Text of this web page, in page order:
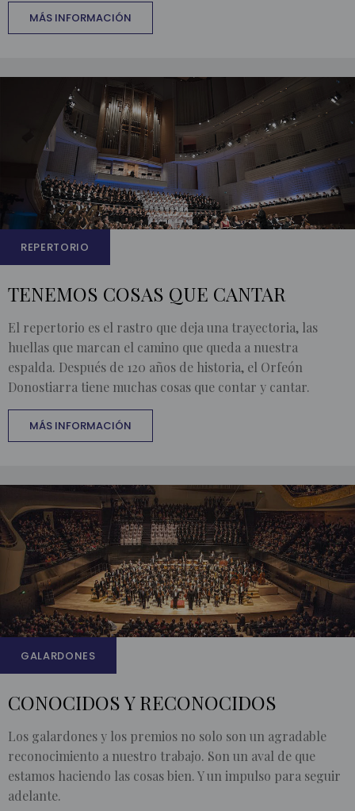
MÁS INFORMACIÓN
REPERTORIO
TENEMOS COSAS QUE CANTAR
El repertorio es el rastro que deja una trayectoria, las
huellas que marcan el camino que queda a nuestra
espalda. Después de 120 años de historia, el Orfeón
Donostiarra tiene muchas cosas que contar y cantar.
MÁS INFORMACIÓN
GALARDONES
CONOCIDOS Y RECONOCIDOS
Los galardones y los premios no solo son un agradable
reconocimiento a nuestro trabajo. Son un aval de que
estamos haciendo las cosas bien. Y un impulso para seguir
adelante.